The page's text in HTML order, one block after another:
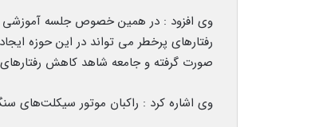
وی افزود : در همین خصوص جلسه آموزشی
رفتارهای پرخطر می تواند در این حوزه
صورت گرفته و جامعه شاهد کاهش
وی اشاره کرد : راکبان موتور سیکلت‌های